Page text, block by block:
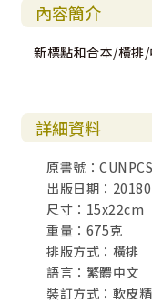
內容簡介
新標點和合本/橫排
詳細資料
原書號：
出版日期：
尺寸：15x22cm
重量：675克
排版方式：橫排
語言：繁體中文
裝訂方式：軟皮